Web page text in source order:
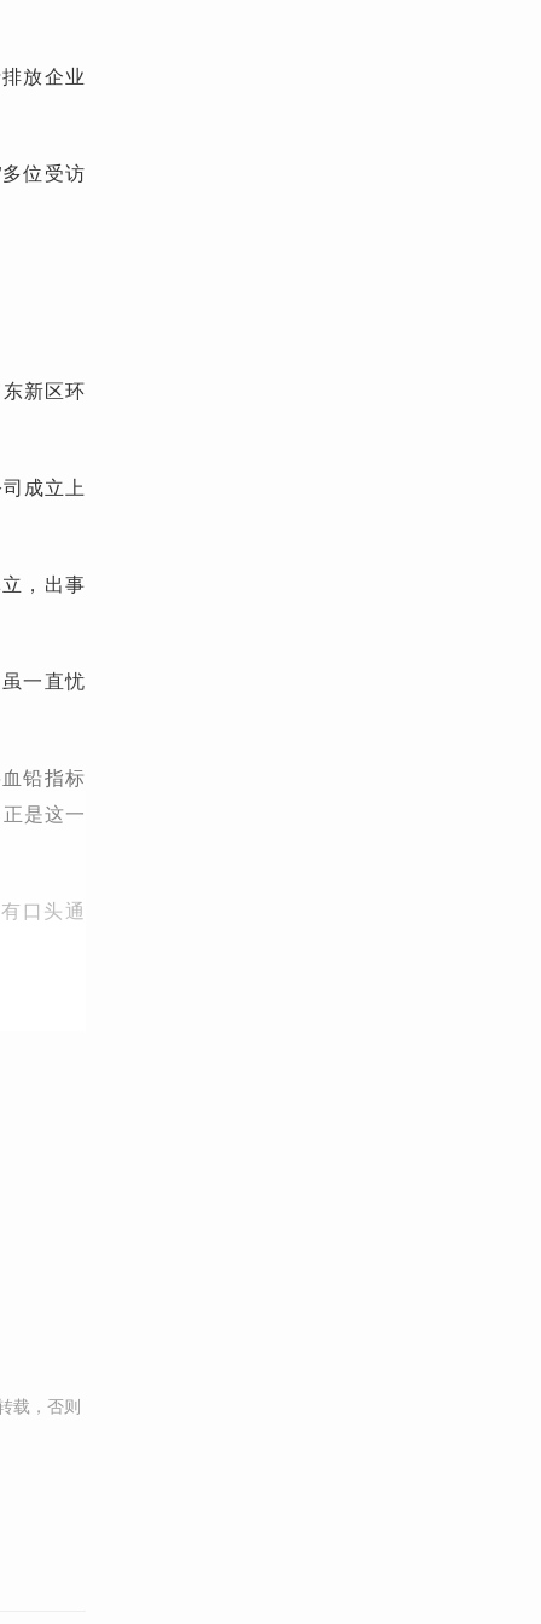
放企业
位受访
新区环
成立上
，出事
一直忧
铅指标
是这一
口头通
载，否则